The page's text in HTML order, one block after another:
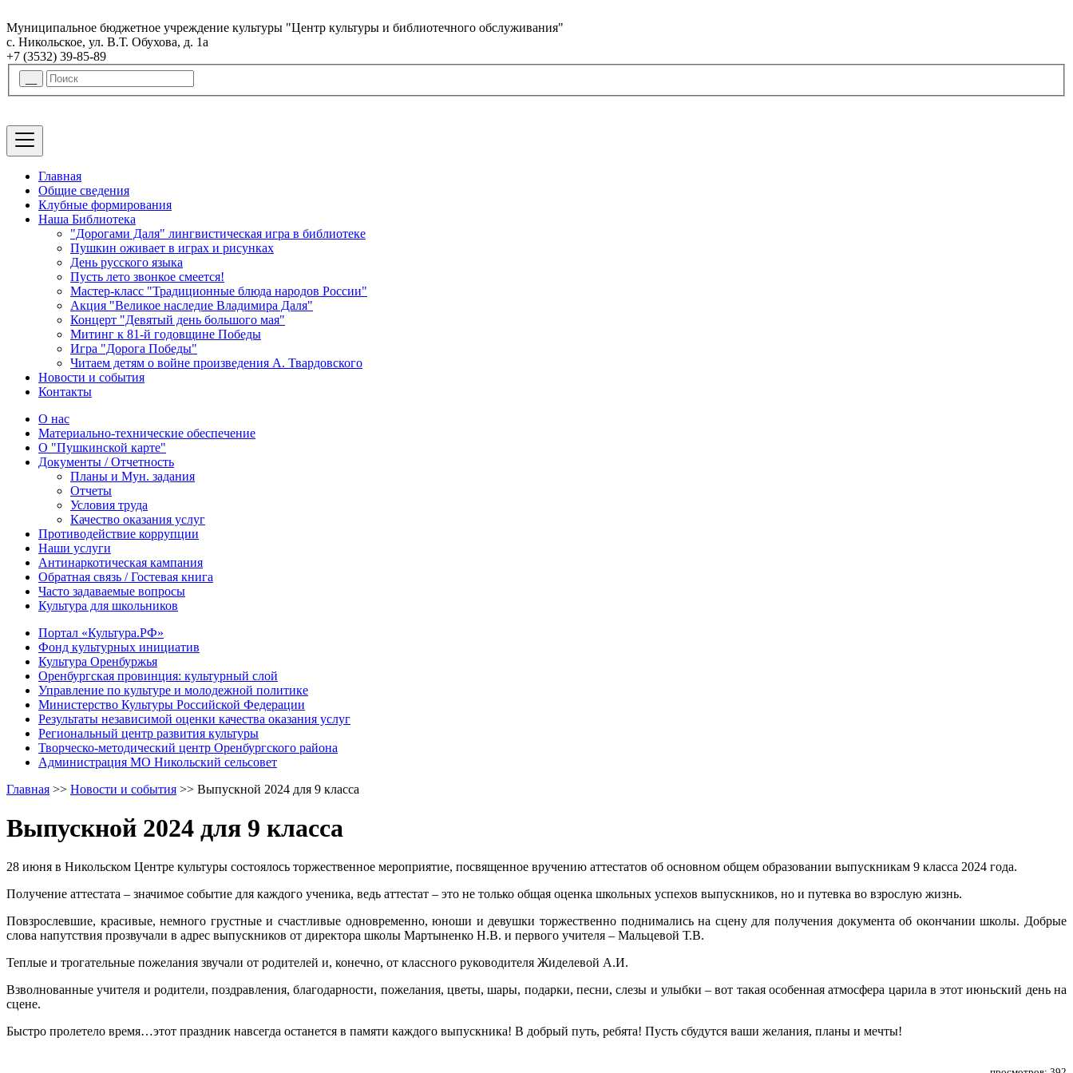
Муниципальное бюджетное учреждение культуры "Центр культуры и библиотечного обслуживания"
с. Никольское, ул. В.Т. Обухова, д. 1а
+7 (3532) 39-85-89
Главная
Общие сведения
Клубные формирования
Наша Библиотека
"Дорогами Даля" лингвистическая игра в библиотеке
Пушкин оживает в играх и рисунках
День русского языка
Пусть лето звонкое смеется!
Мастер-класс "Традиционные блюда народов России"
Акция "Великое наследие Владимира Даля"
Концерт "Девятый день большого мая"
Митинг к 81-й годовщине Победы
Игра "Дорога Победы"
Читаем детям о войне произведения А. Твардовского
Новости и события
Контакты
О нас
Материально-технические обеспечение
О "Пушкинской карте"
Документы / Отчетность
Планы и Мун. задания
Отчеты
Условия труда
Качество оказания услуг
Противодействие коррупции
Наши услуги
Антинаркотическая кампания
Обратная связь / Гостевая книга
Часто задаваемые вопросы
Культура для школьников
Портал «Культура.РФ»
Фонд культурных инициатив
Культура Оренбуржья
Оренбургская провинция: культурный слой
Управление по культуре и молодежной политике
Министерство Культуры Российской Федерации
Результаты независимой оценки качества оказания услуг
Региональный центр развития культуры
Творческо-методический центр Оренбургского района
Администрация МО Никольский сельсовет
Главная >> Новости и события >> Выпускной 2024 для 9 класса
Выпускной 2024 для 9 класса
28 июня в Никольском Центре культуры состоялось торжественное мероприятие, посвященное вручению аттестатов об основном общем образовании выпускникам 9 класса 2024 года.
Получение аттестата – значимое событие для каждого ученика, ведь аттестат – это не только общая оценка школьных успехов выпускников, но и путевка во взрослую жизнь.
Повзрослевшие, красивые, немного грустные и счастливые одновременно, юноши и девушки торжественно поднимались на сцену для получения документа об окончании школы. Добрые
слова напутствия прозвучали в адрес выпускников от директора школы Мартыненко Н.В. и первого учителя – Мальцевой Т.В.
Теплые и трогательные пожелания звучали от родителей и, конечно, от классного руководителя Жиделевой А.И.
Взволнованные учителя и родители, поздравления, благодарности, пожелания, цветы, шары, подарки, песни, слезы и улыбки – вот такая особенная атмосфера царила в этот июньский день на
сцене.
Быстро пролетело время…этот праздник навсегда останется в памяти каждого выпускника! В добрый путь, ребята! Пусть сбудутся ваши желания, планы и мечты!